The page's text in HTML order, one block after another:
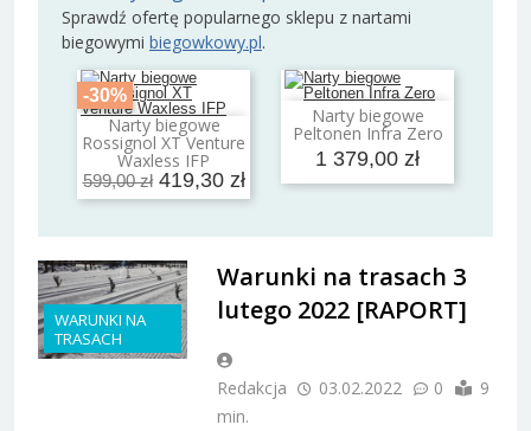
Sprawdź ofertę popularnego sklepu z nartami
biegowymi biegowkowy.pl.
-30%
Narty biegowe
Rossignol XT Venture
Waxless IFP
599,00 zł 419,30 zł
Dodaj do koszyka
Narty biegowe
Peltonen Infra Zero
1 379,00 zł
Dodaj do koszyka
WARUNKI NA
TRASACH
Warunki na trasach 3
lutego 2022 [RAPORT]
Redakcja 03.02.2022 0
9
min.